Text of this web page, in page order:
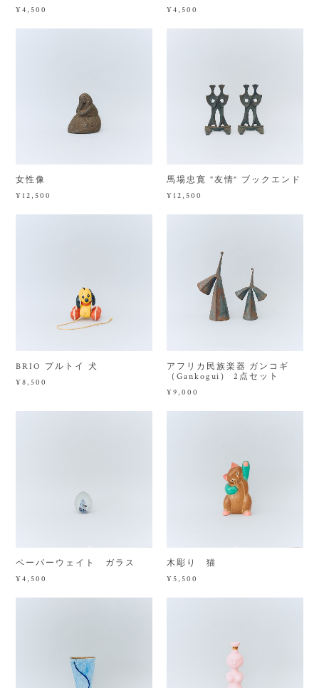
¥4,500 ¥4,500
女性像
¥12,500
馬場忠寛 "友情" ブックエンド
¥12,500
BRIO プルトイ 犬
¥8,500
アフリカ民族楽器 ガンコギ
（Gankogui） 2点セット
¥9,000
ペーパーウェイト ガラス
¥4,500
木彫り 猫
¥5,500